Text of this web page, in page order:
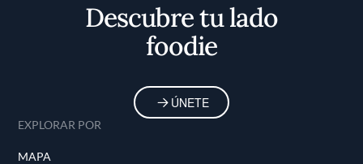
Descubre tu lado
foodie
ÚNETE
EXPLORAR POR
MAPA